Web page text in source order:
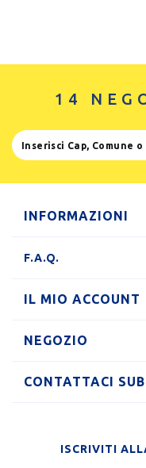
14
INFORMAZIONI
F.A.Q.
IL MIO ACCOUNT
NEGOZIO
CONTATTACI
ISCRIVITI